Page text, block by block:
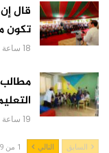
قال
تكون
18 ساعة منذ
19 ساعة منذ
السابق التالي 1 من 2,009